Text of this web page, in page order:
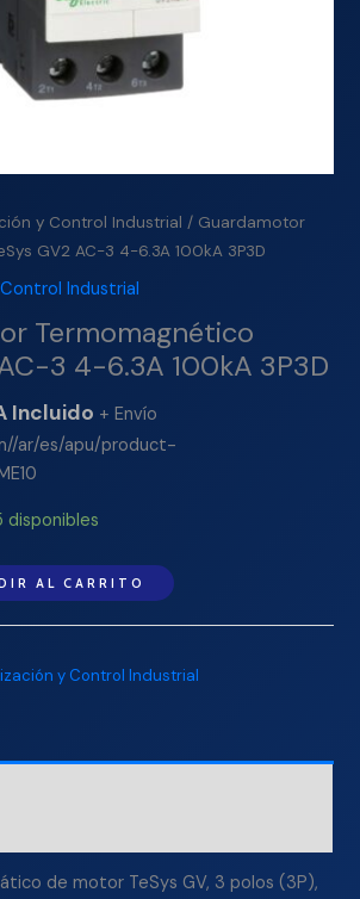
y Control Industrial / Guardamotor
GV2 AC-3 4-6.3A 100kA 3P3D
Industrial
Termomagnético
3 4-6.3A 100kA 3P3D
Incluido + Envío
ar/es/apu/product-
disponibles
AL CARRITO
y Control Industrial
de motor TeSys GV, 3 polos (3P),